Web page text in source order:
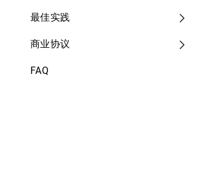
最佳实践
商业协议
FAQ